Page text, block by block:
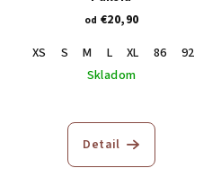
104 110 116
122
od €20,90
XS
S M L XL 86 92
Skladom
Detail